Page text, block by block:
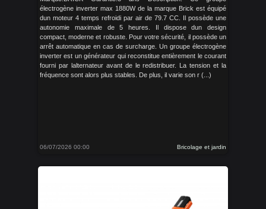
électrogène inverter max 1880W de la marque Brick est équipé
dun moteur 4 temps refroidi par air de 79.7 CC. Il possède une
autonomie maximale de 5 heures. Il dispose dun design
compact, moderne et robuste. Pour votre sécurité, il possède un
arrêt automatique en cas de surcharge. Un groupe électrogène
inverter est un générateur qui reconstitue entièrement le courant
fourni par lalternateur avant de le redistribuer. La tension et la
fréquence sont alors plus stables. De plus, il varie son r (...)
06/07/2026 00:00 Bricolage et jardin